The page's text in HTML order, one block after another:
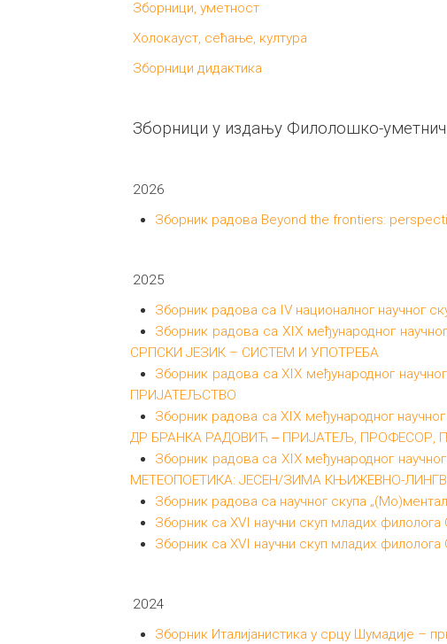
Зборници, уметност
Холокауст, сећање, култура
Зборници дидактика
Зборници у издању Филолошко-
2026
Зборник радова Beyond the frontiers:
2025
Зборник радова са IV националног научног
Зборник радова са XIX међународног
СРПСКИ ЈЕЗИК – СИСТЕМ И УПОТРЕБА
Зборник радова са XIX међународног
ПРИЈАТЕЉСТВО
Зборник радова са XIX међународног
ДР БРАНКА РАДОВИЋ ‒ ПРИЈАТЕЉ, ПРОФЕСОР,
Зборник радова са XIX међународног
МЕТЕОПОЕТИКА: ЈЕСЕН/ЗИМА КЊИЖЕВНО-
Зборник радова са научног скупа
Зборник са XVI научни скуп младих филолога
Зборник са XVI научни скуп младих
2024
Зборник Италијанистика у срцу Шумадије –